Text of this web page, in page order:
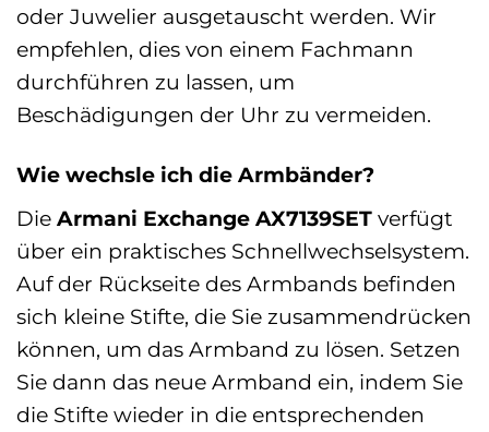
oder Juwelier ausgetauscht werden. Wir
empfehlen, dies von einem Fachmann
durchführen zu lassen, um
Beschädigungen der Uhr zu vermeiden.
Wie wechsle ich die Armbänder?
Die Armani Exchange AX7139SET verfügt
über ein praktisches Schnellwechselsystem.
Auf der Rückseite des Armbands befinden
sich kleine Stifte, die Sie zusammendrücken
können, um das Armband zu lösen. Setzen
Sie dann das neue Armband ein, indem Sie
die Stifte wieder in die entsprechenden